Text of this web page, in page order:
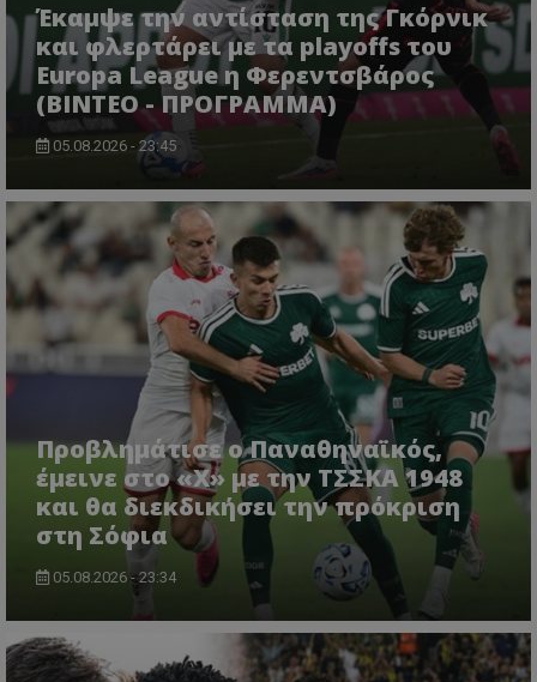
Έκαμψε την αντίσταση της Γκόρνικ
και φλερτάρει με τα playoffs του
Europa League η Φερεντσβάρος
(ΒΙΝΤΕΟ - ΠΡΟΓΡΑΜΜΑ)
05.08.2026 - 23:45
Προβλημάτισε ο Παναθηναϊκός,
έμεινε στο «Χ» με την ΤΣΣΚΑ 1948
και θα διεκδικήσει την πρόκριση
στη Σόφια
05.08.2026 - 23:34